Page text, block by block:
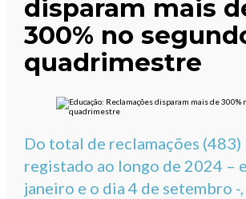
disparam mais
300% no
quadrimestre
Do total de reclamações (483)
registado ao longo de 2024 –
janeiro e o dia 4 de setembro -,